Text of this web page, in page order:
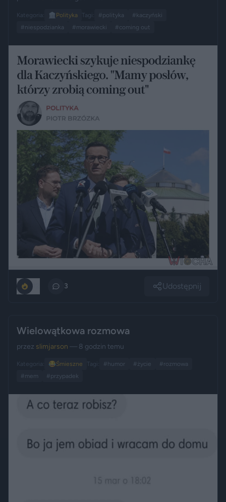
Kategoria: 🏛️ Polityka Tagi: #polityka
#kaczyński
#niespodzianka
#morawiecki #coming out
3 Udostępnij
Wielowątkowa rozmowa
przez slimjarson — 8 godzin temu
Kategoria: 😂Śmieszne Tagi: #humor #życie
#rozmowa
#mem
#przypadek